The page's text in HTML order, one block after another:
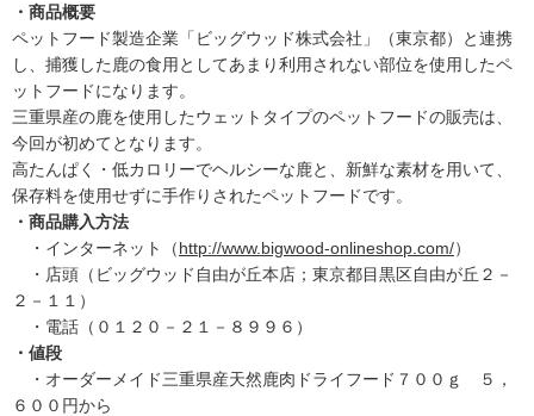
・商品概要
ペットフード製造企業「ビッグウッド株式会社」（東京都）と連携
し、捕獲した鹿の食用としてあまり利用されない部位を使用したペ
ットフードになります。
三重県産の鹿を使用したウェットタイプのペットフードの販売は、
今回が初めてとなります。
高たんぱく・低カロリーでヘルシーな鹿と、新鮮な素材を用いて、
保存料を使用せずに手作りされたペットフードです。
・商品購入方法
・インターネット（http://www.bigwood-onlineshop.com/）
・店頭（ビッグウッド自由が丘本店；東京都目黒区自由が丘２－
２－１１）
・電話（０１２０－２１－８９９６）
・値段
・オーダーメイド三重県産天然鹿肉ドライフード７００ｇ ５，
６００円から